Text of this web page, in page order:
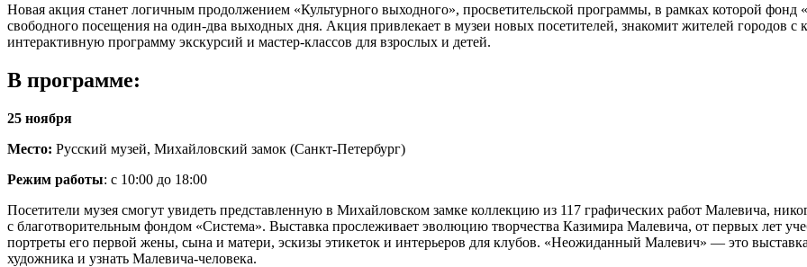
Новая акция станет логичным продолжением «Культурного выходного», просветительской программы, в рамках которой фонд
свободного посещения на один-два выходных дня. Акция привлекает в музеи новых посетителей, знакомит жителей городов с
интерактивную программу экскурсий и мастер-классов для взрослых и детей.
В программе:
25 ноября
Место: Русский музей, Михайловский замок (Санкт-Петербург)
Режим работы: с 10:00 до 18:00
Посетители музея смогут увидеть представленную в Михайловском замке коллекцию из 117 графических работ Малевича,
с благотворительным фондом «Система». Выставка прослеживает эволюцию творчества Казимира Малевича, от первых лет
портреты его первой жены, сына и матери, эскизы этикеток и интерьеров для клубов. «Неожиданный Малевич» — это выставка
художника и узнать Малевича-человека.